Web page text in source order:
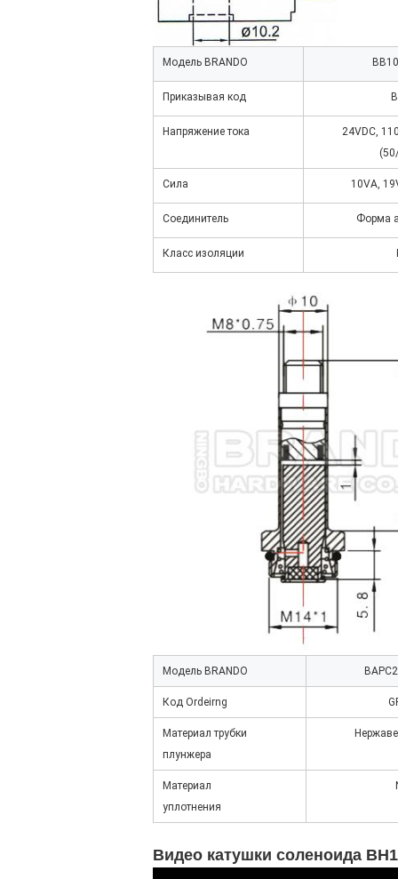
Модель BRANDO
Приказывая код
Напряжение тока
24VDC,
Сила 10VA,
Соединитель Форма
Класс изоляции
Модель BRANDO
Код Ordeirng
Материал трубки
плунжера
Материал
уплотнения
Видео катушки соленоида